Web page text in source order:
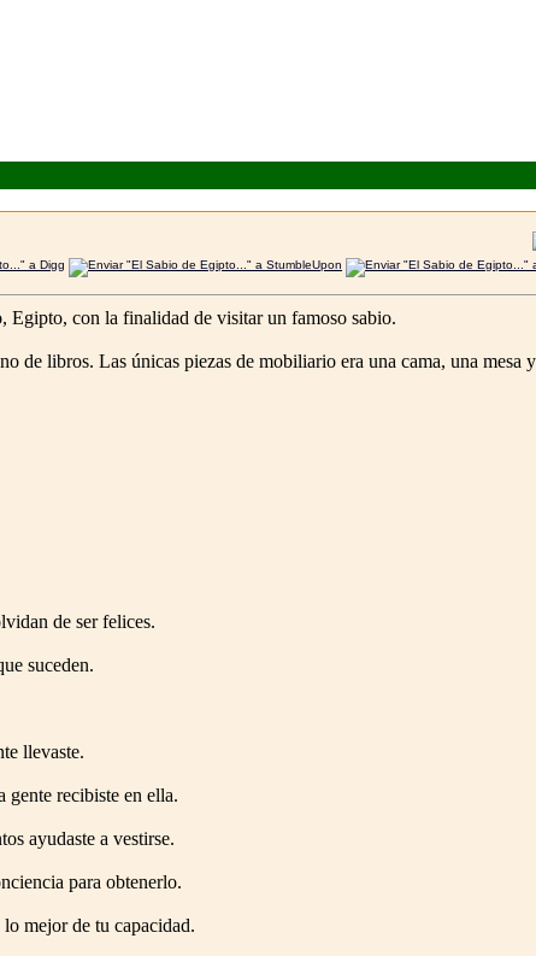
Egipto, con la finalidad de visitar un famoso sabio.
libros. Las únicas piezas de mobiliario era una cama, una mesa
de ser felices.
suceden.
llevaste.
gente recibiste en ella.
ayudaste a vestirse.
para obtenerlo.
mejor de tu capacidad.